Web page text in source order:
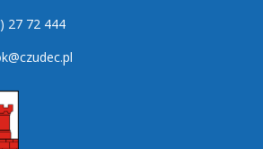
27 72 444